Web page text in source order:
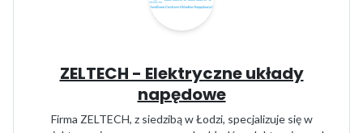
ZELTECH - Elektryczne układy
napędowe
Firma ZELTECH, z siedzibą w Łodzi, specjalizuje się w